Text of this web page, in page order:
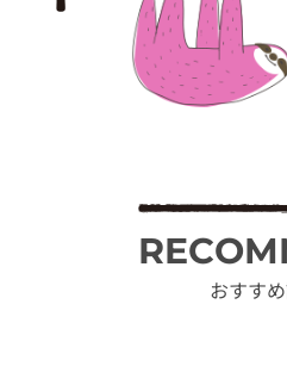
おすす